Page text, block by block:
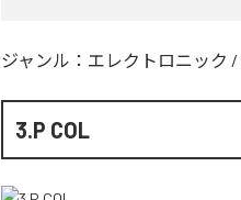
ジャンル： エレクトロニック /
3.P COL